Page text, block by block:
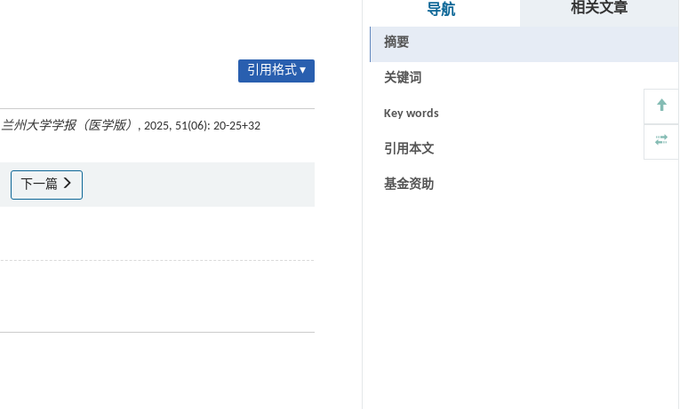
引用格式 ▾
兰州大学学报（医学版） , 2025, 51(06): 20-25+32
下一篇
导航 相关文章
摘要
关键词
Key words
引用本文
基金资助